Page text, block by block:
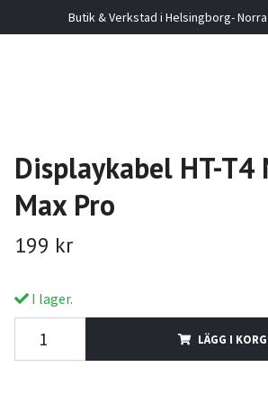
Butik & Verkstad i Helsingborg-
Displaykabel HT-T4
Max Pro
199 kr
I lager.
LÄGG I